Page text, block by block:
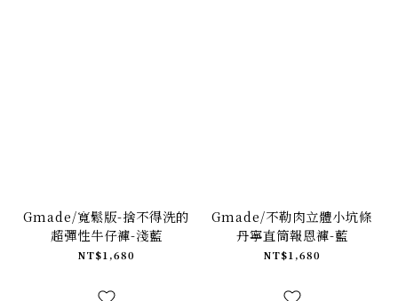
Gmade/寬鬆版-捨不得洗的
超彈性牛仔褲-淺藍
NT$1,680
Gmade/不勒肉立體小坑條
丹寧直筒報恩褲-藍
NT$1,680